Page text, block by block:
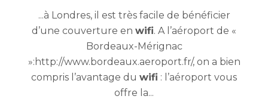
...à Londres, il est très facile de bénéficier
d’une couverture en wifi. A l’aéroport de «
Bordeaux-Mérignac
»:http://www.bordeaux.aeroport.fr/, on a bien
compris l’avantage du wifi : l’aéroport vous
offre la...